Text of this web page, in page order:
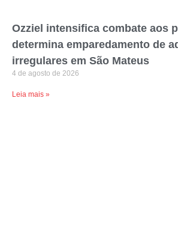
Ozziel intensifica combate aos
determina emparedamento de
irregulares em São Mateus
4 de agosto de 2026
Leia mais »